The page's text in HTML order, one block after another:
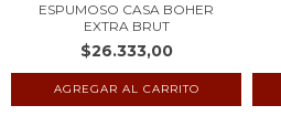
ESPUMOSO CASA BOHER
EXTRA BRUT
$26.333,00